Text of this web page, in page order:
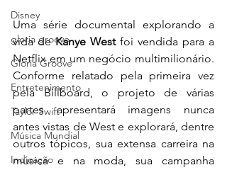
Disney
gloria groove
Gloria Groove
Entretenimento
Taylor Swift
Música Mundial
Indicação
Uma série documental explorando a
vida de Kanye West foi vendida para a
Netflix em um negócio multimilionário.
Conforme relatado pela primeira vez
pela Billboard, o projeto de várias
partes apresentará imagens nunca
antes vistas de West e explorará, dentre
outros tópicos, sua extensa carreira na
música e na moda, sua campanha